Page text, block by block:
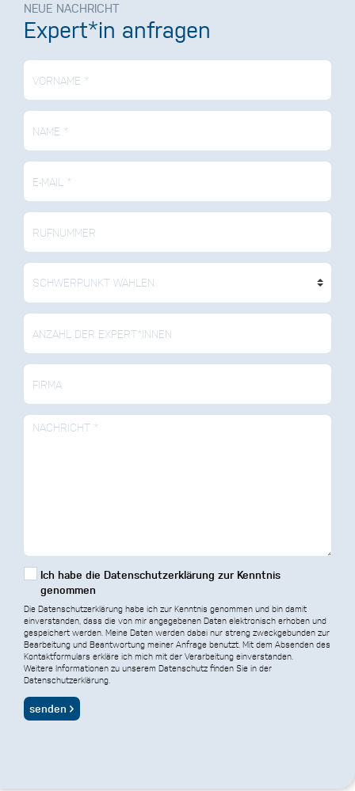
NEUE NACHRICHT
Expert*in anfragen
Ich habe die Datenschutzerklärung zur Kenntnis
genommen
Die Datenschutzerklärung habe ich zur Kenntnis genommen und bin damit
einverstanden, dass die von mir angegebenen Daten elektronisch erhoben und
gespeichert werden. Meine Daten werden dabei nur streng zweckgebunden zur
Bearbeitung und Beantwortung meiner Anfrage benutzt. Mit dem Absenden des
Kontaktformulars erkläre ich mich mit der Verarbeitung einverstanden.
Weitere Informationen zu unserem Datenschutz finden Sie in der
Datenschutzerklärung.
senden